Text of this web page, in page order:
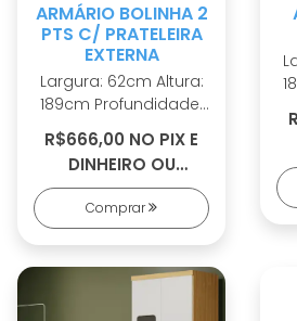
ARMÁRIO BOLINHA 2
PTS C/ PRATELEIRA
EXTERNA
Largura: 62cm Altura:
189cm Profundidade:
42cm 100% MDF
Cabideiro metálico
Puxadores em ABS 2
opções de rodapé
Corrediças
telescópicas Portas
com PETG cristal
Sistema
antitombamento
R$666,00 NO PIX E
DINHEIRO OU
R$726,00 EM 7X S/
JUROS
Comprar